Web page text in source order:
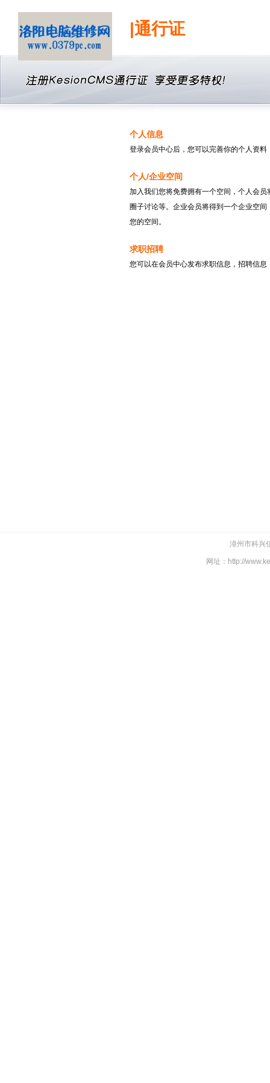
|通行证
个人信息
登录会员中心后，您可以完善你的个人资
个人/企业空间
加入我们您将免费拥有一个空间，个人会
圈子讨论等。企业会员将得到一个企业空
您的空间。
求职招聘
您可以在会员中心发布求职信息，招聘信
漳州市科兴
网址：http://